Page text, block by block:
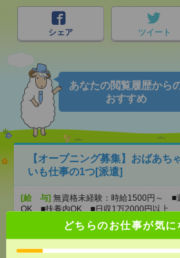
どちらのお仕事が気に
シェア ツイート
あなたの閲覧履歴から
おすすめ
【オープニング募集】おばあち
いも仕事の1つ[派遣]
[給 与] 無資格未経験：時給1500円～ ■
OK ■扶養内OK ■日収1万2000円以上
交通費全額支給
[勤務地]巣鴨駅/目白駅/北池袋駅/…